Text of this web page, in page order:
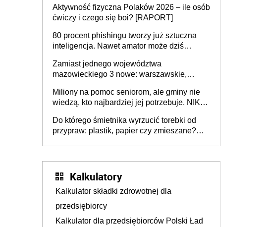
rozstrzygać sprawy
Aktywność fizyczna Polaków 2026 – ile osób
ćwiczy i czego się boi? [RAPORT]
80 procent phishingu tworzy już sztuczna
inteligencja. Nawet amator może dziś
Zamiast jednego województwa
mazowieckiego 3 nowe: warszawskie,
Europie nie ma tak dużych jednostek
stołecznych
Miliony na pomoc seniorom, ale gminy nie
wiedzą, kto najbardziej jej potrzebuje. NIK
Do którego śmietnika wyrzucić torebki od
przypraw: plastik, papier czy zmieszane?
Kalkulatory
Kalkulator składki zdrowotnej dla
przedsiębiorcy
Kalkulator dla przedsiębiorców Polski Ład